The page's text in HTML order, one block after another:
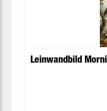
Leinwandbild